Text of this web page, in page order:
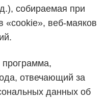
собираемая при
«cookie», веб-маяков
программа,
отвечающий за
данных об